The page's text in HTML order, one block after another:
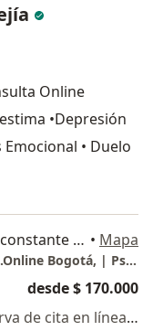
Online
•Depresión
• Duelo
¿El ritmo acelerado y la presión constante están afectando tu bienestar? Recupera tu equilibrio con acompañamiento psicológico especializado., Bogotá • Mapa
CONSULTA PSICOLÓGICA BOGOTÁ .Online Bogotá, | Psicóloga Online Colombia y el Mundo.
desde $ 170.000
Este especialista no ofrece reserva de cita en línea en esta dirección.